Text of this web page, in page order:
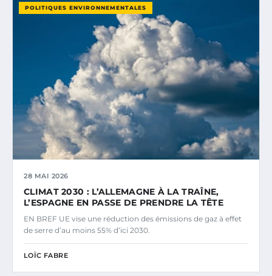
POLITIQUES ENVIRONNEMENTALES
28 MAI 2026
CLIMAT 2030 : L’ALLEMAGNE À LA TRAÎNE,
L’ESPAGNE EN PASSE DE PRENDRE LA TÊTE
EN BREF UE vise une réduction des émissions de gaz à effet
de serre d’au moins 55% d’ici 2030.
LOÏC FABRE